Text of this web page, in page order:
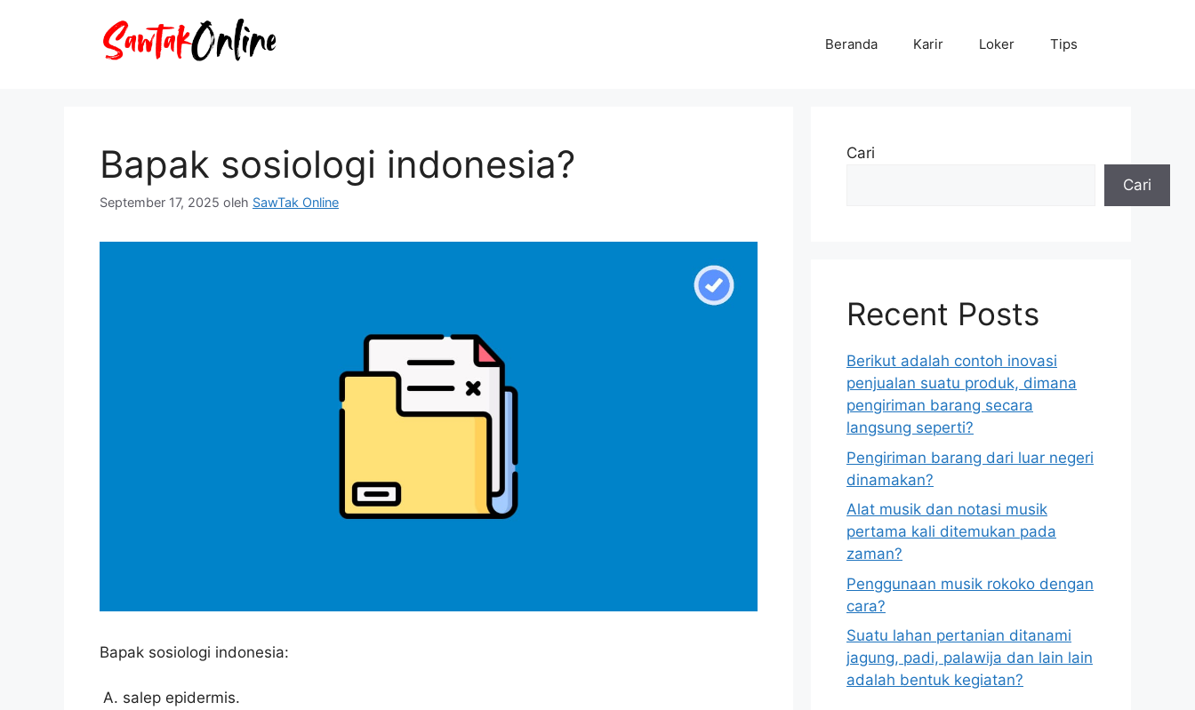
Beranda Karir Loker Tips
Bapak sosiologi indonesia?
September 17, 2025 oleh SawTak Online
Bapak sosiologi indonesia:
salep epidermis.
Cari
Cari
Recent Posts
Berikut adalah contoh inovasi
penjualan suatu produk, dimana
pengiriman barang secara
langsung seperti?
Pengiriman barang dari luar negeri
dinamakan?
Alat musik dan notasi musik
pertama kali ditemukan pada
zaman?
Penggunaan musik rokoko dengan
cara?
Suatu lahan pertanian ditanami
jagung, padi, palawija dan lain lain
adalah bentuk kegiatan?